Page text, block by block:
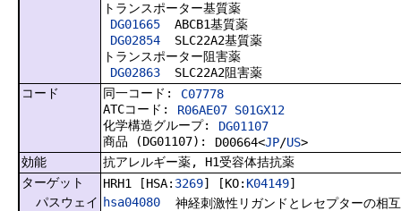
トランスポーター基質薬
DG01665 ABCB1基質薬
DG02854 SLC22A2基質薬
トランスポーター阻害薬
DG02863 SLC22A2阻害薬
コード
同一コード:
C07778
ATCコード:
R06AE07 S01GX12
化学構造グループ:
DG01107
商品 (DG01107):
D00664<JP/US>
効能
抗アレルギー薬, H1受容体拮抗薬
ターゲット
HRH1 [HSA: 3269] [KO: K04149]
パスウェイ hsa04080
神経刺激性リガンドとレセプターの相